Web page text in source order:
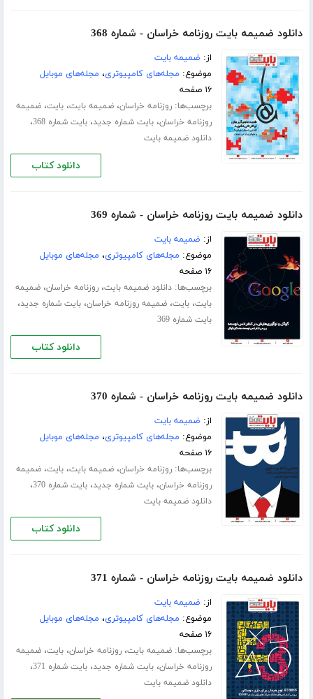
دانلود ضمیمه بایت روزنامه خراسان - شماره 368
از: ضمیمه بایت
موضوع: مجله‌های کامپیوتری، مجله‌های موبایل
۱۶ صفحه
برچسب‌ها:روزنامه خراسان،ضمیمه بایت،بایت،ضمیمه
روزنامه خراسان،بایت شماره جدید،بایت شماره 368 ،
دانلود ضمیمه بایت
دانلود کتاب
دانلود ضمیمه بایت روزنامه خراسان - شماره 369
از: ضمیمه بایت
موضوع: مجله‌های کامپیوتری، مجله‌های موبایل
۱۶ صفحه
برچسب‌ها:دانلود ضمیمه بایت،روزنامه خراسان،ضمیمه
بایت،بایت،ضمیمه روزنامه خراسان،بایت شماره جدید،
بایت شماره 369
دانلود کتاب
دانلود ضمیمه بایت روزنامه خراسان - شماره 370
از: ضمیمه بایت
موضوع: مجله‌های کامپیوتری، مجله‌های موبایل
۱۶ صفحه
برچسب‌ها:روزنامه خراسان،ضمیمه بایت،بایت،ضمیمه
روزنامه خراسان،بایت شماره جدید،بایت شماره 370 ،
دانلود ضمیمه بایت
دانلود کتاب
دانلود ضمیمه بایت روزنامه خراسان - شماره 371
از: ضمیمه بایت
موضوع: مجله‌های کامپیوتری، مجله‌های موبایل
۱۶ صفحه
برچسب‌ها:ضمیمه بایت،روزنامه خراسان،بایت،ضمیمه
روزنامه خراسان،بایت شماره جدید،بایت شماره 371 ،
دانلود ضمیمه بایت